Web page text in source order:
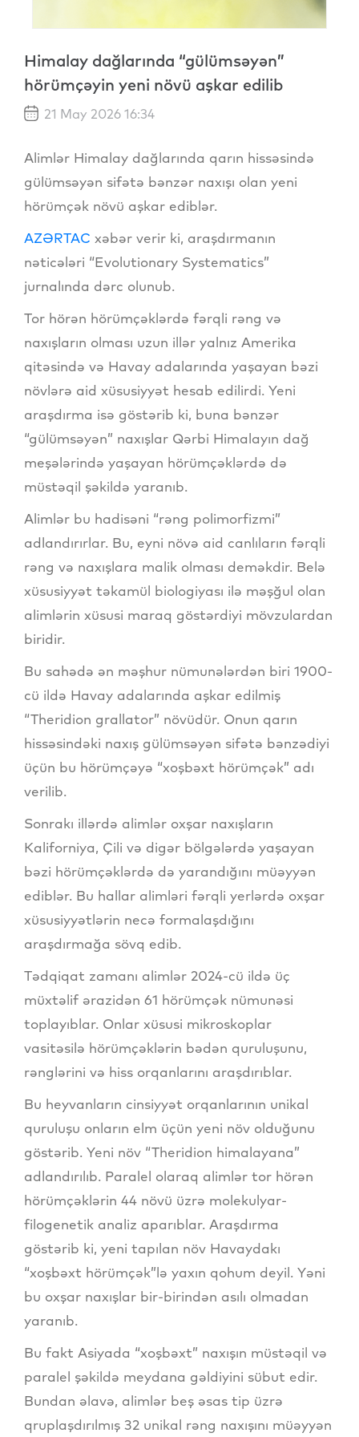
Himalay dağlarında “gülümsəyən”
hörümçəyin yeni növü aşkar edilib
21 May 2026 16:34
Alimlər Himalay dağlarında qarın hissəsində
gülümsəyən sifətə bənzər naxışı olan yeni
hörümçək növü aşkar ediblər.
AZƏRTAC xəbər verir ki, araşdırmanın
nəticələri “Evolutionary Systematics”
jurnalında dərc olunub.
Tor hörən hörümçəklərdə fərqli rəng və
naxışların olması uzun illər yalnız Amerika
qitəsində və Havay adalarında yaşayan bəzi
növlərə aid xüsusiyyət hesab edilirdi. Yeni
araşdırma isə göstərib ki, buna bənzər
“gülümsəyən” naxışlar Qərbi Himalayın dağ
meşələrində yaşayan hörümçəklərdə də
müstəqil şəkildə yaranıb.
Alimlər bu hadisəni “rəng polimorfizmi”
adlandırırlar. Bu, eyni növə aid canlıların fərqli
rəng və naxışlara malik olması deməkdir. Belə
xüsusiyyət təkamül biologiyası ilə məşğul olan
alimlərin xüsusi maraq göstərdiyi mövzulardan
biridir.
Bu sahədə ən məşhur nümunələrdən biri 1900-
cü ildə Havay adalarında aşkar edilmiş
“Theridion grallator” növüdür. Onun qarın
hissəsindəki naxış gülümsəyən sifətə bənzədiyi
üçün bu hörümçəyə “xoşbəxt hörümçək” adı
verilib.
Sonrakı illərdə alimlər oxşar naxışların
Kaliforniya, Çili və digər bölgələrdə yaşayan
bəzi hörümçəklərdə də yarandığını müəyyən
ediblər. Bu hallar alimləri fərqli yerlərdə oxşar
xüsusiyyətlərin necə formalaşdığını
araşdırmağa sövq edib.
Tədqiqat zamanı alimlər 2024-cü ildə üç
müxtəlif ərazidən 61 hörümçək nümunəsi
toplayıblar. Onlar xüsusi mikroskoplar
vasitəsilə hörümçəklərin bədən quruluşunu,
rənglərini və hiss orqanlarını araşdırıblar.
Bu heyvanların cinsiyyət orqanlarının unikal
quruluşu onların elm üçün yeni növ olduğunu
göstərib. Yeni növ “Theridion himalayana”
adlandırılıb. Paralel olaraq alimlər tor hörən
hörümçəklərin 44 növü üzrə molekulyar-
filogenetik analiz aparıblar. Araşdırma
göstərib ki, yeni tapılan növ Havaydakı
“xoşbəxt hörümçək”lə yaxın qohum deyil. Yəni
bu oxşar naxışlar bir-birindən asılı olmadan
yaranıb.
Bu fakt Asiyada “xoşbəxt” naxışın müstəqil və
paralel şəkildə meydana gəldiyini sübut edir.
Bundan əlavə, alimlər beş əsas tip üzrə
qruplaşdırılmış 32 unikal rəng naxışını müəyyən